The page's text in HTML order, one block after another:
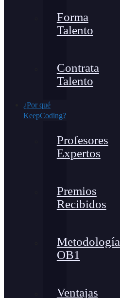
Forma
Talento
Contrata
Talento
¿Por qué
KeepCoding?
Profesores
Expertos
Premios
Recibidos
Metodología
OB1
Ventajas